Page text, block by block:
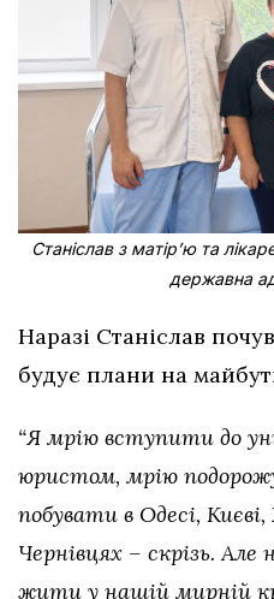
Станіслав з матірʼю та
державна
Наразі Станіслав
будує плани на
“Я мрію вступити до
юристом, мрію
побувати в Одесі, Києві,
Чернівцях – скрізь.
жити у нашій мирній